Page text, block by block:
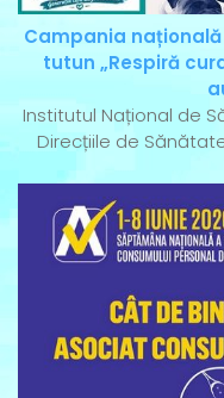
Campania
tutun „Respiră
Institutul Național de
Direcțiile de